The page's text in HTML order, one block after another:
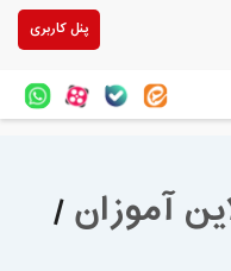
پنل کاربری
آموزان/